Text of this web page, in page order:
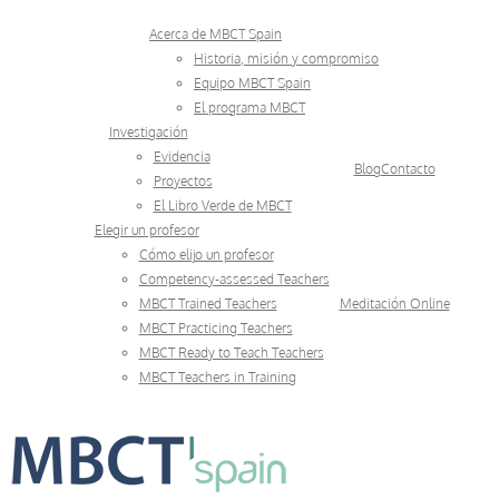
Acerca de MBCT Spain
Historia, misión y compromiso
Equipo MBCT Spain
El programa MBCT
Investigación
Evidencia
Proyectos
El Libro Verde de MBCT
BlogContacto
Elegir un profesor
Cómo elijo un profesor
Competency-assessed Teachers
MBCT Trained Teachers
MBCT Practicing Teachers
MBCT Ready to Teach Teachers
MBCT Teachers in Training
Meditación Online